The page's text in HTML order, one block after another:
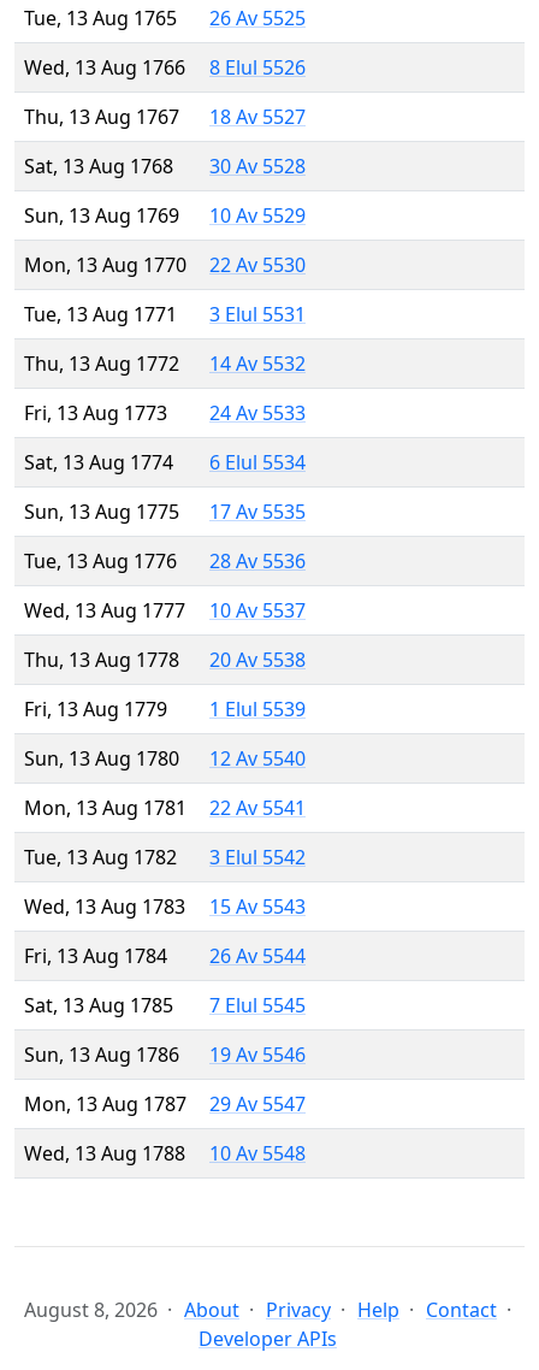
Tue, 13 Aug 1765
26 Av 5525
Wed, 13 Aug 1766
8 Elul 5526
Thu, 13 Aug 1767
18 Av 5527
Sat, 13 Aug 1768
30 Av 5528
Sun, 13 Aug 1769
10 Av 5529
Mon, 13 Aug 1770
22 Av 5530
Tue, 13 Aug 1771
3 Elul 5531
Thu, 13 Aug 1772
14 Av 5532
Fri, 13 Aug 1773
24 Av 5533
Sat, 13 Aug 1774
6 Elul 5534
Sun, 13 Aug 1775
17 Av 5535
Tue, 13 Aug 1776
28 Av 5536
Wed, 13 Aug 1777
10 Av 5537
Thu, 13 Aug 1778
20 Av 5538
Fri, 13 Aug 1779
1 Elul 5539
Sun, 13 Aug 1780
12 Av 5540
Mon, 13 Aug 1781
22 Av 5541
Tue, 13 Aug 1782
3 Elul 5542
Wed, 13 Aug 1783
15 Av 5543
Fri, 13 Aug 1784
26 Av 5544
Sat, 13 Aug 1785
7 Elul 5545
Sun, 13 Aug 1786
19 Av 5546
Mon, 13 Aug 1787
29 Av 5547
Wed, 13 Aug 1788
10 Av 5548
August 8, 2026 About Privacy Help
Contact
Developer APIs